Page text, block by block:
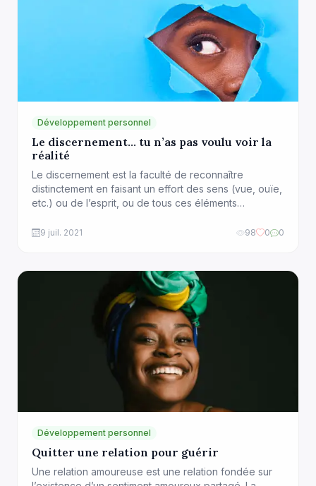
Développement personnel
Le discernement… tu n’as pas voulu voir la
réalité
Le discernement est la faculté de reconnaître
distinctement en faisant un effort des sens (vue, ouïe,
etc.) ou de l’esprit, ou de tous ces éléments
approche se rapprocher de l’intuition. Cependant,
d’appréciation. L’une des […]
9 juil. 2021 98 0 0
Développement personnel
Quitter une relation pour guérir
Une relation amoureuse est une relation fondée sur